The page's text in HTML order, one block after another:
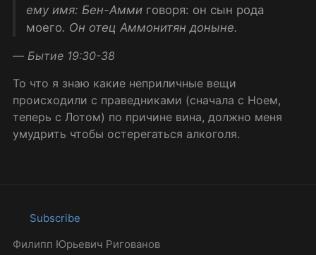
ему имя: Бен-Амми говоря: он сын рода
моего. Он отец Аммонитян доныне.
— Бытие 19:30-38
То что я знаю какие неприличные вещи
происходили с праведниками (сначала с Ноем,
теперь с Лотом) по причине вина, должно меня
умудрить чтобы остерегаться алкоголя.
Subscribe
Филипп Юрьевич Ригованов